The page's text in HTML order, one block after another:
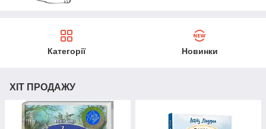
Категорії Новинки
ХІТ ПРОДАЖУ